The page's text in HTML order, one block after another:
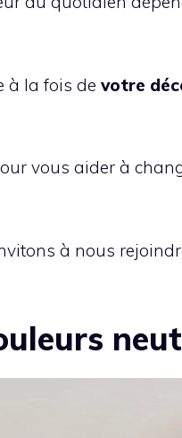
à la fois de votre
vous aider à
à nous